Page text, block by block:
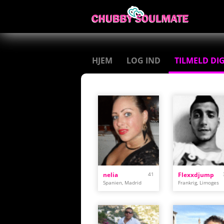
HJEM LOG IND TILMELD DIG
nelia
41
Spanien, Madrid
Flexxdjump
Frankrig, Limoges